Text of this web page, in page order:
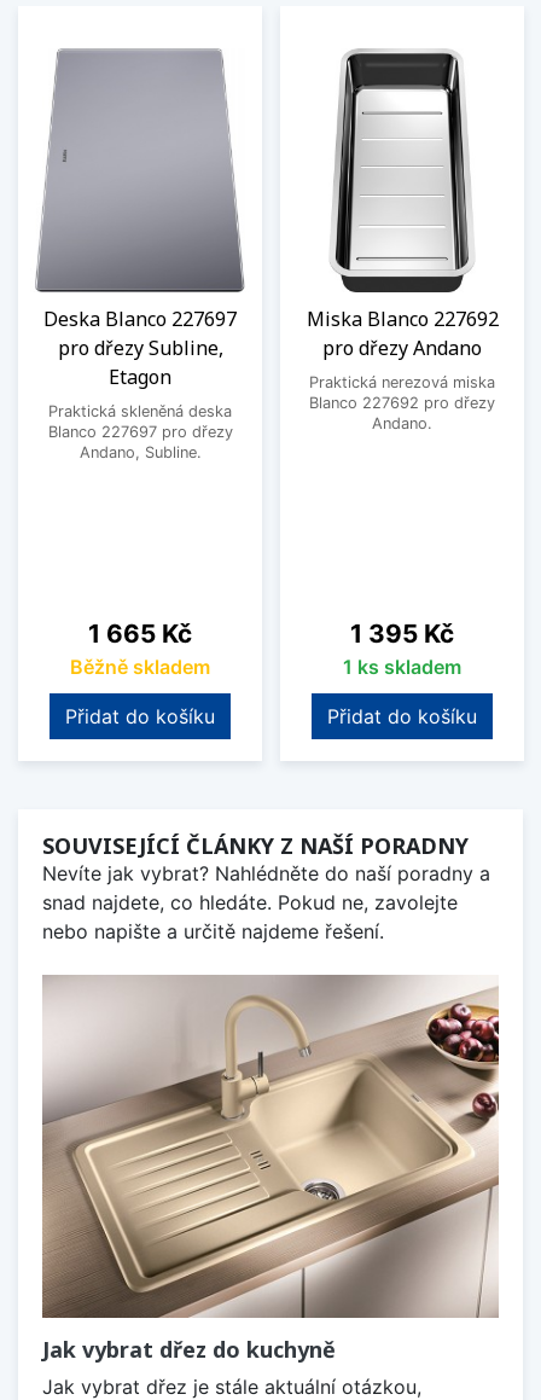
Deska Blanco 227697
pro dřezy Subline,
Etagon
Praktická skleněná deska
Blanco 227697 pro dřezy
Andano, Subline.
Cena
1 665 Kč
Běžně skladem
Přidat do košíku
Miska Blanco 227692
pro dřezy Andano
Praktická nerezová miska
Blanco 227692 pro dřezy
Andano.
Cena
1 395 Kč
1 ks skladem
Přidat do košíku
SOUVISEJÍCÍ ČLÁNKY Z NAŠÍ PORADNY
Nevíte jak vybrat? Nahlédněte do naší poradny a
snad najdete, co hledáte. Pokud ne, zavolejte
nebo napište a určitě najdeme řešení.
Jak vybrat dřez do kuchyně
Jak vybrat dřez je stále aktuální otázkou,